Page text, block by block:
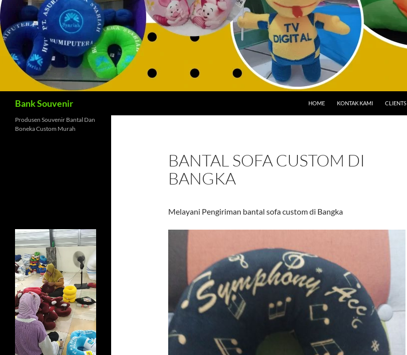
Bank Souvenir HOME KONTAK KAMI CLIENTS
BANTAL SOFA CUSTOM DI
BANGKA
Melayani Pengiriman bantal sofa custom di Bangka
Produsen Souvenir Bantal Dan
Boneka Custom Murah